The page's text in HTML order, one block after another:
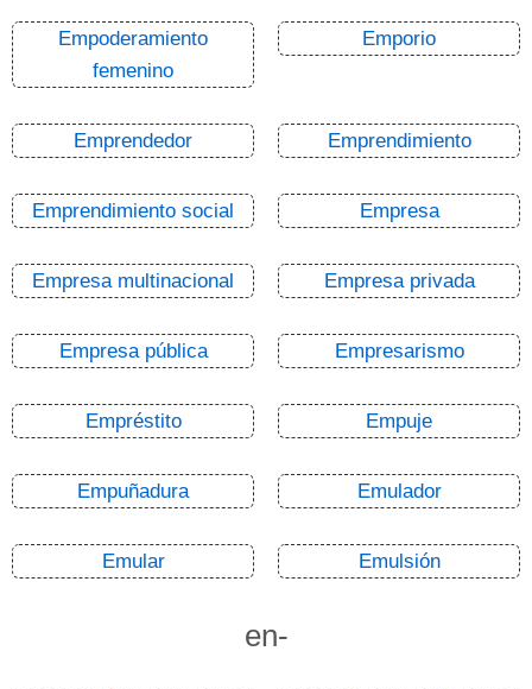
Empoderamiento
femenino
Emporio
Emprendedor Emprendimiento
Emprendimiento social Empresa
Empresa multinacional Empresa privada
Empresa pública Empresarismo
Empréstito Empuje
Empuñadura Emulador
Emular Emulsión
en-